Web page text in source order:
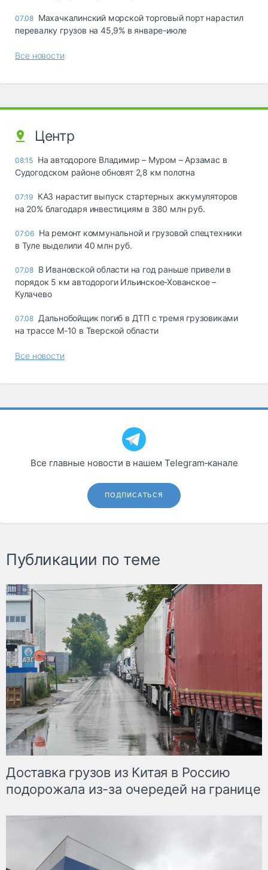
07.08 Махачкалинский морской торговый порт нарастил
перевалку грузов на 45,9% в январе-июле
Все новости
Центр
08:15 На автодороге Владимир – Муром – Арзамас в
Судогодском районе обновят 2,8 км полотна
07:19 КАЗ нарастит выпуск стартерных аккумуляторов
на 20% благодаря инвестициям в 380 млн руб.
07:06 На ремонт коммунальной и грузовой спецтехники
в Туле выделили 40 млн руб.
07.08 В Ивановской области на год раньше привели в
порядок 5 км автодороги Ильинское-Хованское –
Кулачево
07.08 Дальнобойщик погиб в ДТП с тремя грузовиками
на трассе М-10 в Тверской области
Все новости
Все главные новости в нашем Telegram‑канале
ПОДПИСАТЬСЯ
Публикации по теме
Доставка грузов из Китая в Россию
подорожала из-за очередей на границе